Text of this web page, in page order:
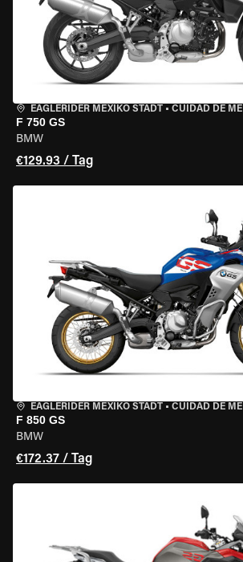
EAGLERIDER MEXIKO STADT • CUIDAD DE
F 750 GS
BMW
€129.93 / Tag
EAGLERIDER MEXIKO STADT • CUIDAD DE
F 850 GS
BMW
€172.37 / Tag